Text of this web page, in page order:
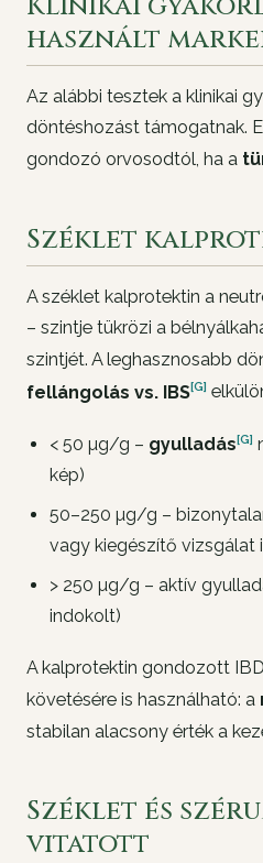
használt
Az alábbi tesztek a klinikai
döntéshozást támogatnak.
gondozó orvosodtól, ha a
Széklet
A széklet kalprotektin a
– szintje tükrözi a
szintjét. A leghasznosabb
fellángolás vs. IBS[G]
< 50 µg/g – gyulladás[G]
kép)
50–250 µg/g –
vagy kiegészítő vizsgálat
> 250 µg/g – aktív
indokolt)
A kalprotektin gondozott
követésére is használható: a
stabilan alacsony érték a
Széklet és
vitatott